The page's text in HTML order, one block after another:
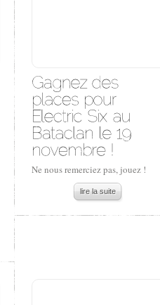
Ne nous remerciez pas, jouez !
lire la suite